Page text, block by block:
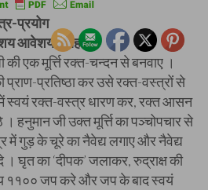
प्रयोग
आवेशय स्वाहा ।”
एक मूर्त्ति रक्त-चन्दन से बनवाए ।
प्राण-प्रतिष्ठा कर उसे रक्त-वस्त्रों से
में स्वयं रक्त-वस्त्र धारण कर, रक्त आसन
हनुमान जी उक्त मूर्त्ति का पञ्चोपचार से
में गुड़ के चूरे का नैवेद्य लगाए और नैवेद्य
। घृत का ‘दीपक’ जलाकर, रुद्राक्ष की
११०० जप करे और जप के बाद स्वयं